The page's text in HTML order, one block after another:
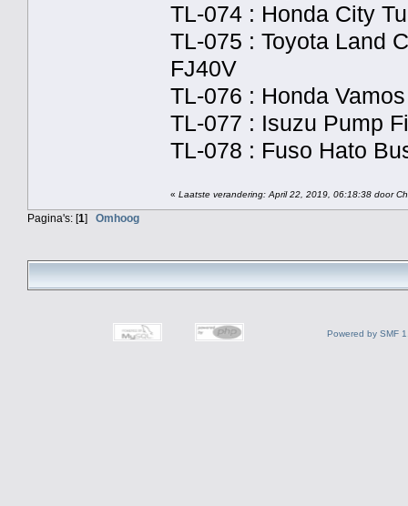
TL-074 : Honda City
TL-075 : Toyota Land
FJ40V
TL-076 : Honda Vamos
TL-077 : Isuzu Pump
TL-078 : Fuso Hato
« Laatste verandering: April 22, 2019, 06:18:38 door
Pagina's: [1] Omhoog
Powered by SMF